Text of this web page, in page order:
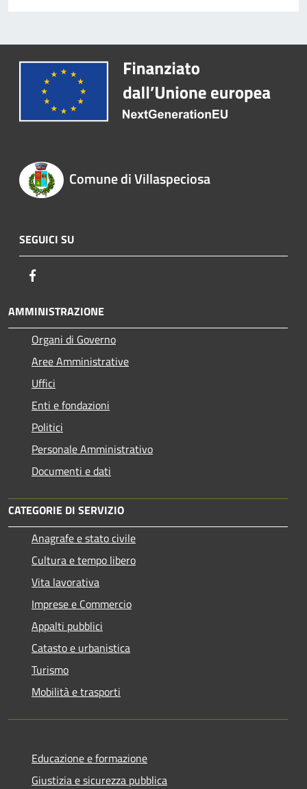
Comune di Villaspeciosa
SEGUICI SU
AMMINISTRAZIONE
Organi di Governo
Aree Amministrative
Uffici
Enti e fondazioni
Politici
Personale Amministrativo
Documenti e dati
CATEGORIE DI SERVIZIO
Anagrafe e stato civile
Cultura e tempo libero
Vita lavorativa
Imprese e Commercio
Appalti pubblici
Catasto e urbanistica
Turismo
Mobilità e trasporti
Educazione e formazione
Giustizia e sicurezza pubblica